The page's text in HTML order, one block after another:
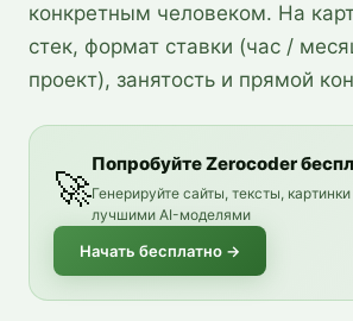
конкретным человеком. На
стек, формат ставки (час /
проект), занятость и прямой
🚀
Попробуйте Zerocoder
Генерируйте сайты, тексты,
лучшими AI-моделями
Начать бесплатно →